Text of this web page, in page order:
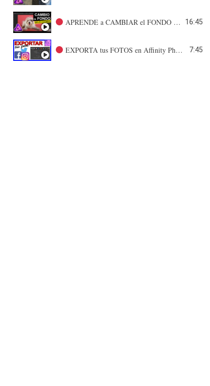
APRENDE a CAMBIAR el FONDO en 15 minutos!!! | Curso de AFFINITY PHOTO 16:45
EXPORTA tus FOTOS en Affinity Photo | Curso de AFFINITY PHOTO 7:45